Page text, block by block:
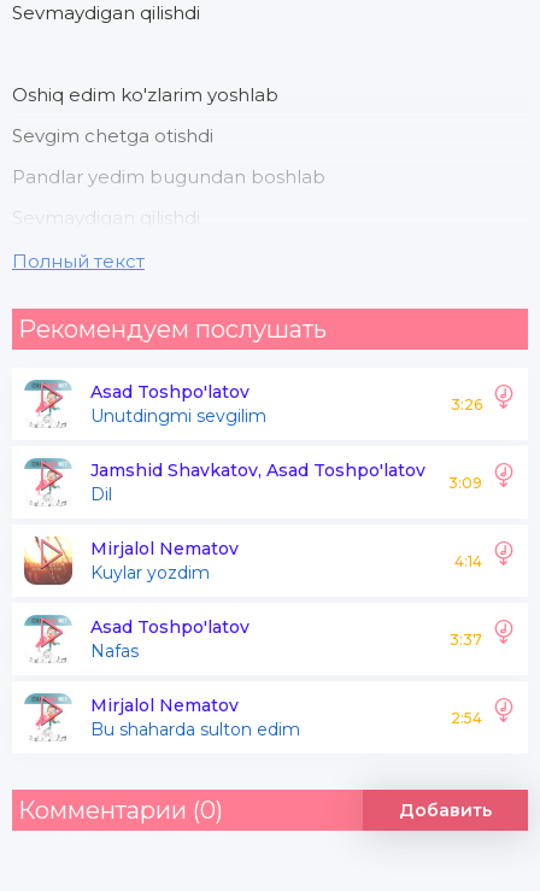
Sevmaydigan qilishdi
Oshiq edim ko'zlarim yoshlab
Sevgim chetga otishdi
Pandlar yedim bugundan boshlab
Sevmaydigan qilishdi
Ketyabsan burib yuzlaring
Achinmayin holimga
Hayotim borim deganim
Hammadan ko'proq sevganim
Jabr bo'ldi jonimga
Sendan so'nggi tilagim
Endi bo'lmasa keragim
Qaytarib ber yuragim
Oshiq edim ko'zlarim yoshlab
Sevgim chetga otishdi
Полный текст
Рекомендуем послушать
Asad Toshpo'latov
Unutdingmi sevgilim
3:26
Jamshid Shavkatov, Asad Toshpo'latov
Dil
3:09
Mirjalol Nematov
Kuylar yozdim
4:14
Asad Toshpo'latov
Nafas
3:37
Mirjalol Nematov
Bu shaharda sulton edim
2:54
Комментарии (0) Добавить